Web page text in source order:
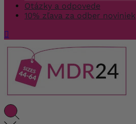
Otázky a odpovede
10% zľava za odber noviniek
